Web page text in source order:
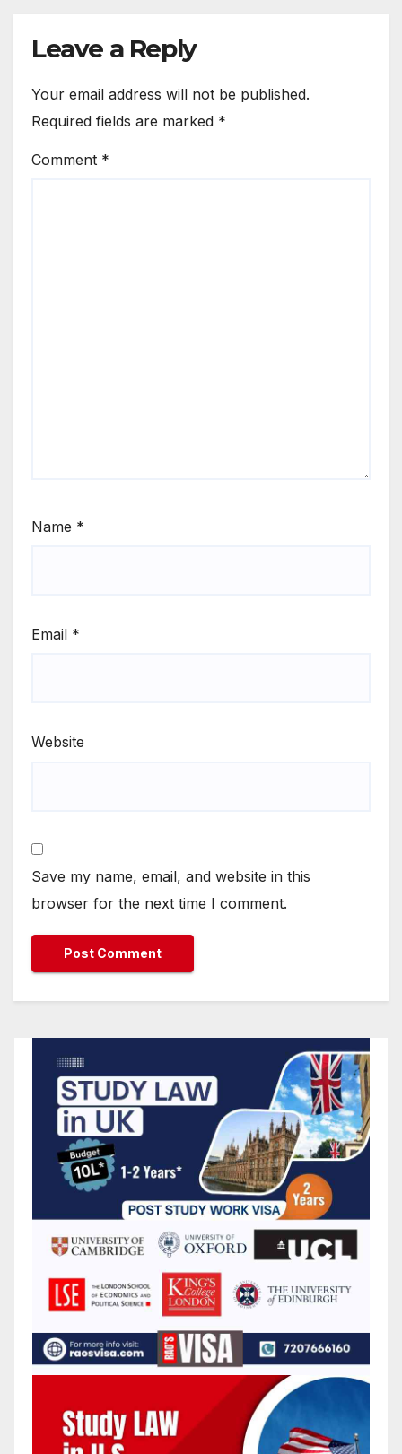
Leave a Reply
Your email address will not be published.
Required fields are marked *
Comment *
Name *
Email *
Website
Save my name, email, and website in this
browser for the next time I comment.